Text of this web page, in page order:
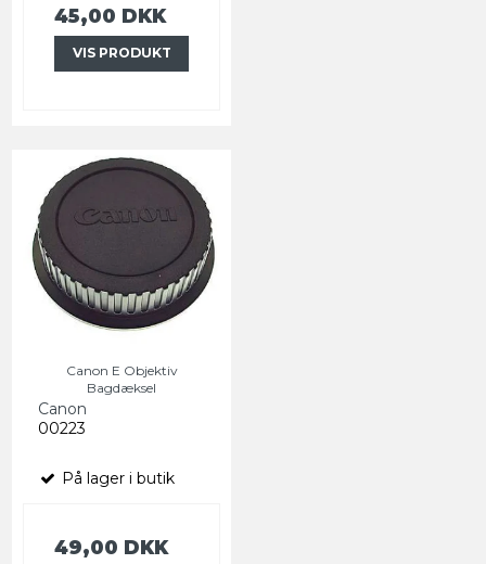
45,00 DKK
VIS PRODUKT
Canon E Objektiv
Bagdæksel
Canon
00223
På lager i butik
49,00 DKK